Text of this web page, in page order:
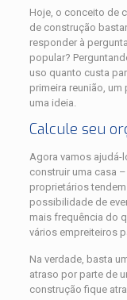
Hoje, o conceito de
de construção
responder à
popular?
uso quanto custa
primeira reunião,
uma ideia.
Calcule seu
Agora vamos ajudá-
construir uma casa
proprietários
possibilidade de
mais frequência do
vários empreiteiros
Na verdade, basta
atraso por parte de
construção fique